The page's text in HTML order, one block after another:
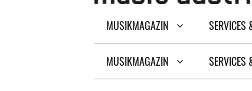
MUSIKMAGAZIN SERVICES
MUSIKMAGAZIN SERVICES